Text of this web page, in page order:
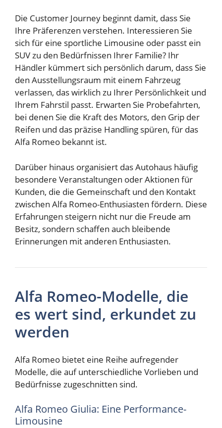
Die Customer Journey beginnt damit, dass Sie
Ihre Präferenzen verstehen. Interessieren Sie
sich für eine sportliche Limousine oder passt ein
SUV zu den Bedürfnissen Ihrer Familie? Ihr
Händler kümmert sich persönlich darum, dass Sie
den Ausstellungsraum mit einem Fahrzeug
verlassen, das wirklich zu Ihrer Persönlichkeit und
Ihrem Fahrstil passt. Erwarten Sie Probefahrten,
bei denen Sie die Kraft des Motors, den Grip der
Reifen und das präzise Handling spüren, für das
Alfa Romeo bekannt ist.
Darüber hinaus organisiert das Autohaus häufig
besondere Veranstaltungen oder Aktionen für
Kunden, die die Gemeinschaft und den Kontakt
zwischen Alfa Romeo-Enthusiasten fördern. Diese
Erfahrungen steigern nicht nur die Freude am
Besitz, sondern schaffen auch bleibende
Erinnerungen mit anderen Enthusiasten.
Alfa Romeo-Modelle, die
es wert sind, erkundet zu
werden
Alfa Romeo bietet eine Reihe aufregender
Modelle, die auf unterschiedliche Vorlieben und
Bedürfnisse zugeschnitten sind.
Alfa Romeo Giulia: Eine Performance-
Limousine